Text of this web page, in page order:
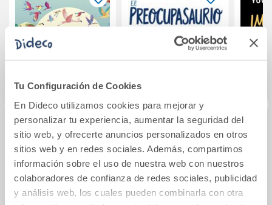
Tu Configuración de Cookies
En Dideco utilizamos cookies para mejorar y
personalizar tu experiencia, aumentar la seguridad del
sitio web, y ofrecerte anuncios personalizados en otros
sitios web y en redes sociales. Además, compartimos
información sobre el uso de nuestra web con nuestros
colaboradores de confianza de redes sociales, publicidad
y análisis web, los cuales pueden combinarla con otra
Mi Lazarilla, Mi
Capitán
16,00€
El preocupasaurio
17,50€